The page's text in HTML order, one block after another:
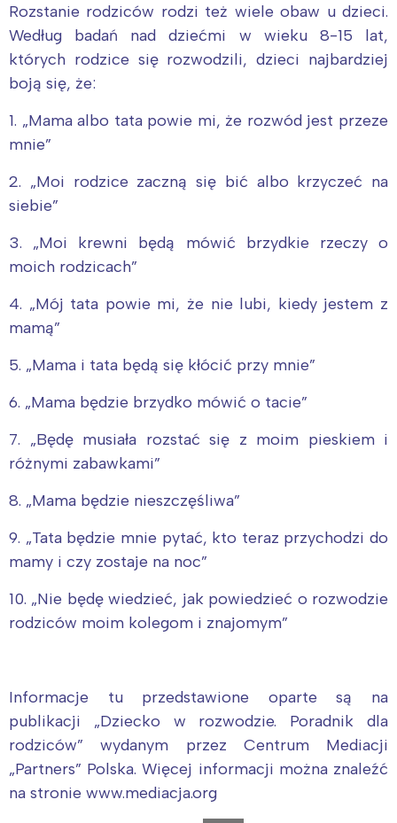
Rozstanie rodziców rodzi też wiele obaw u dzieci.
Według badań nad dziećmi w wieku 8-15 lat,
których rodzice się rozwodzili, dzieci najbardziej
boją się, że:
1. „Mama albo tata powie mi, że rozwód jest przeze
mnie”
2. „Moi rodzice zaczną się bić albo krzyczeć na
siebie”
3. „Moi krewni będą mówić brzydkie rzeczy o
moich rodzicach”
4. „Mój tata powie mi, że nie lubi, kiedy jestem z
mamą”
5. „Mama i tata będą się kłócić przy mnie”
6. „Mama będzie brzydko mówić o tacie”
7. „Będę musiała rozstać się z moim pieskiem i
różnymi zabawkami”
8. „Mama będzie nieszczęśliwa”
9. „Tata będzie mnie pytać, kto teraz przychodzi do
mamy i czy zostaje na noc”
10. „Nie będę wiedzieć, jak powiedzieć o rozwodzie
rodziców moim kolegom i znajomym”
Informacje tu przedstawione oparte są na
publikacji „Dziecko w rozwodzie. Poradnik dla
rodziców” wydanym przez Centrum Mediacji
„Partners” Polska. Więcej informacji można znaleźć
na stronie www.mediacja.org
Łódź
Poznań
Kraków
Północ
Wybieram